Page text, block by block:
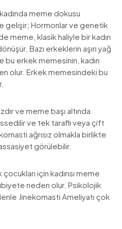
meme dokusu
gelişir; Hormonlar ve genetik
meme, klasik haliyle bir kadın
Bazı erkeklerin aşırı yağ
bu erkek memesinin, kadın
olur. Erkek memesindeki bu
ve meme başı altında
ve tek taraflı veya çift
ağrısız olmakla birlikte
görülebilir.
için kadınsı meme
neden olur. Psikolojik
Jinekomasti Ameliyatı çok